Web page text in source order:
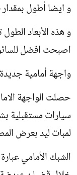
و ايضا أطول بمقدار 16 ملم .
و هذه الأبعاد
اصبحت افضل
واجهة أمامية جديدة
حصلت الواجهة
سيارات
لمبات ليد بعرض
الشبك الأمامي